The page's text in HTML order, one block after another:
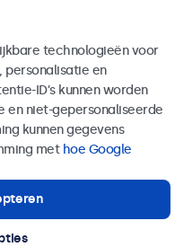
bedrijventechnologieën voor
en
ID’s kunnen worden
en niet-gepersonaliseerde
kunnen gegevens
met hoe Google